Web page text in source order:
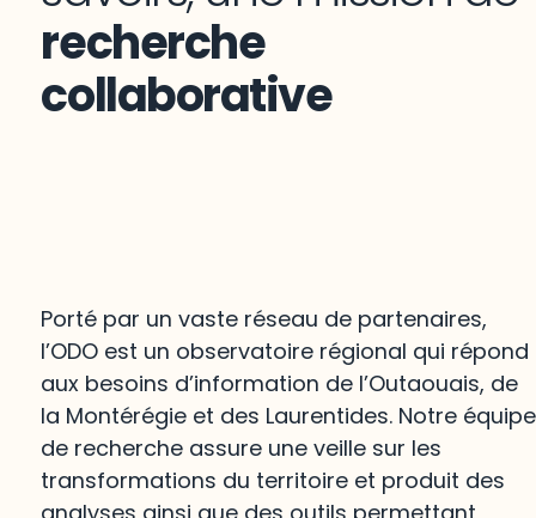
recherche
collaborative
Porté par un vaste réseau de partenaires,
l’ODO est un observatoire régional qui répond
aux besoins d’information de l’Outaouais, de
la Montérégie et des Laurentides. Notre équipe
de recherche assure une veille sur les
transformations du territoire et produit des